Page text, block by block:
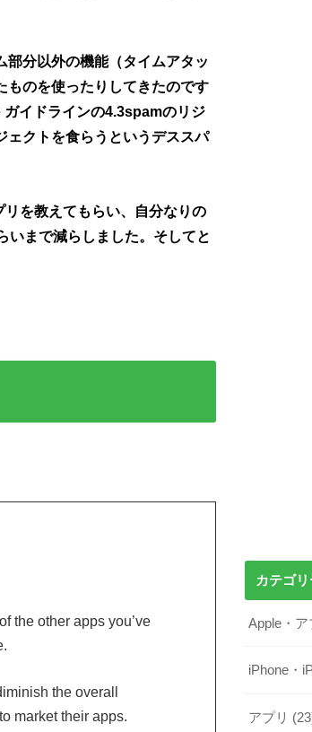
部分以外の機能（タイムアタッ
ものを使ったりしてきたのです
イドラインの4.3spamのリジ
ェクトを食らうというデススパ
を教えてもらい、自分なりの
いまで減らしました。そして と
the other apps you’ve
the overall
market their apps.
カテゴリ
Apple・
iPhone・
アプリ